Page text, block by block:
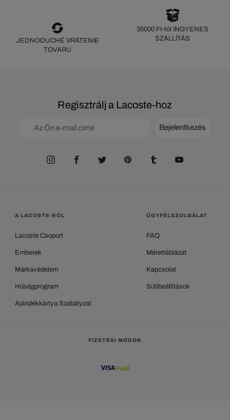
JEDNODUCHÉ VRÁTENIE
TOVARU
35000 Ft-tól INGYENES
SZÁLLÍTÁS
Regisztrálj a Lacoste-hoz
Bejelentkezés
A LACOSTE-RÓL
Lacoste Csoport
Emberek
Márkavédelem
Hűségprogram
Ajándékkártya Szabályzat
ÜGYFÉLSZOLGÁLAT
FAQ
Mérettáblázat
Kapcsolat
Sütibeállítások
FIZETÉSI MÓDOK